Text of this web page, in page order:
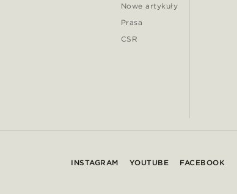
Nowe artykuły
Prasa
CSR
INSTAGRAM YOUTUBE FACEBOOK